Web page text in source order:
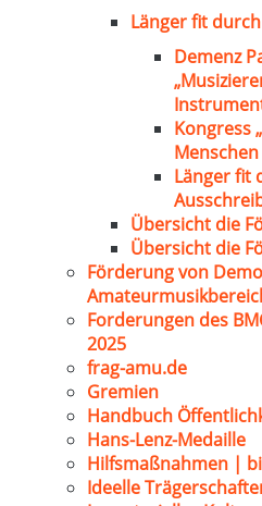
Länger fit
Demenz
Kongress
Länger fit
Übersicht die
Übersicht die
Förderung von
Forderungen des
2025
frag-amu.de
Gremien
Handbuch
Hans-Lenz-Medaille
Hilfsmaßnahmen |
Ideelle